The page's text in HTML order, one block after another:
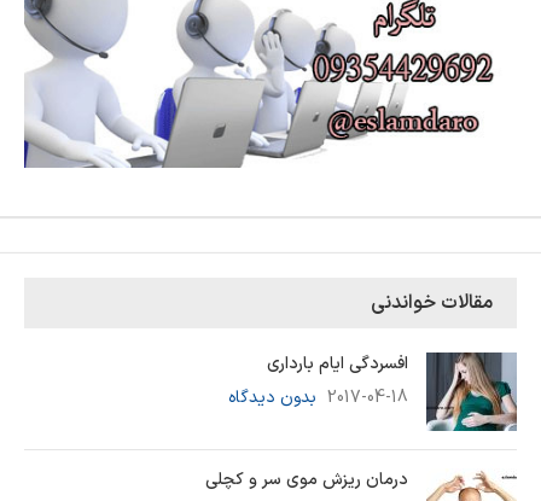
مقالات خواندنی
افسردگی ایام بارداری
2017-04-18 بدون دیدگاه
درمان ریزش موی سر و کچلی